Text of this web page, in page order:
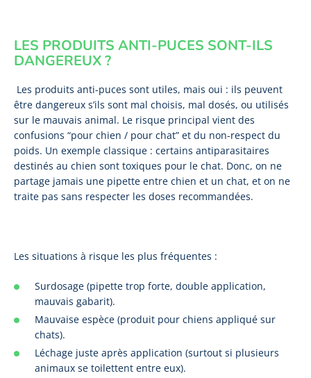
LES PRODUITS ANTI-PUCES SONT-ILS
DANGEREUX ?
Les produits anti-puces sont utiles, mais oui : ils peuvent
être dangereux s’ils sont mal choisis, mal dosés, ou utilisés
sur le mauvais animal. Le risque principal vient des
confusions “pour chien / pour chat” et du non-respect du
poids. Un exemple classique : certains antiparasitaires
destinés au chien sont toxiques pour le chat. Donc, on ne
partage jamais une pipette entre chien et un chat, et on ne
traite pas sans respecter les doses recommandées.
Les situations à risque les plus fréquentes :
Surdosage (pipette trop forte, double application,
mauvais gabarit).
Mauvaise espèce (produit pour chiens appliqué sur
chats).
Léchage juste après application (surtout si plusieurs
animaux se toilettent entre eux).